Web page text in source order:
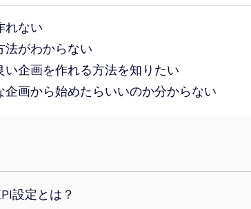
れない
法がわからない
い企画を作れる方法を知りたい
画から始めたらいいのか分からない
設定とは？